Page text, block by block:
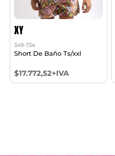
XY
349-734
Short De Baño Ts/xxl
$17.772,52+IVA